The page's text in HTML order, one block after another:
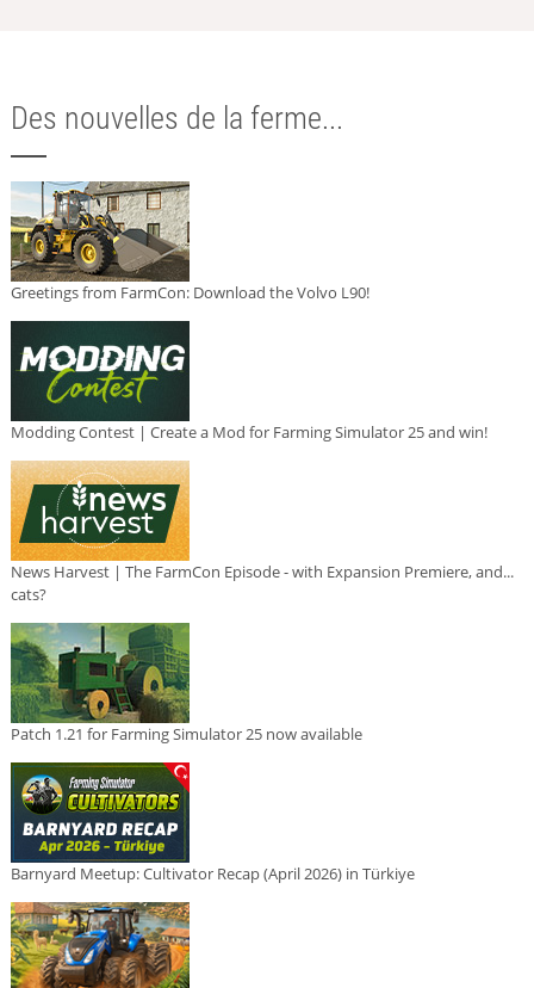
Des nouvelles de la ferme...
Greetings from FarmCon: Download the Volvo L90!
Modding Contest | Create a Mod for Farming Simulator 25 and win!
News Harvest | The FarmCon Episode - with Expansion Premiere, and...
cats?
Patch 1.21 for Farming Simulator 25 now available
Barnyard Meetup: Cultivator Recap (April 2026) in Türkiye